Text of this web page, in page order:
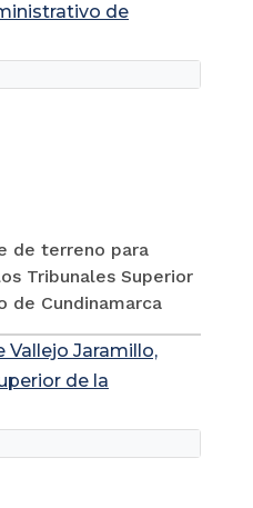
de
de terreno para
Tribunales Superior
de Cundinamarca
Vallejo Jaramillo,
de la